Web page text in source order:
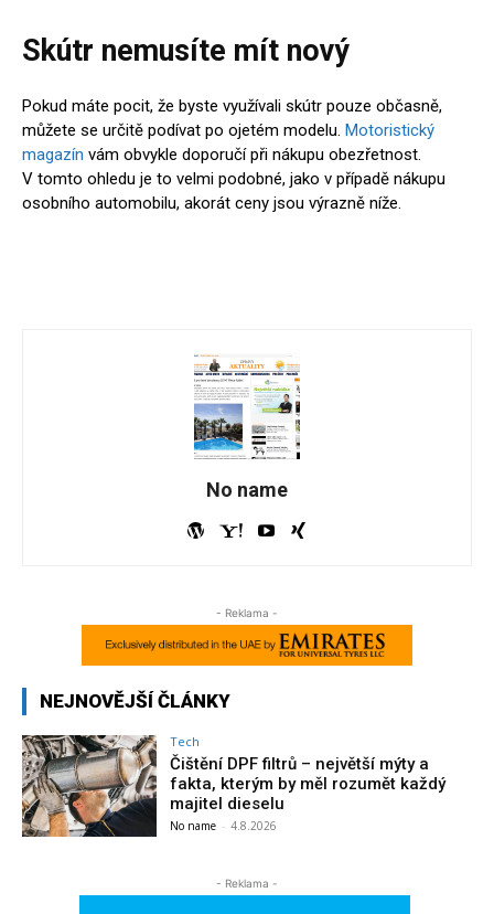
Skútr nemusíte mít nový
Pokud máte pocit, že byste využívali skútr pouze občasně,
můžete se určitě podívat po ojetém modelu. Motoristický
magazín vám obvykle doporučí při nákupu obezřetnost.
V tomto ohledu je to velmi podobné, jako v případě nákupu
osobního automobilu, akorát ceny jsou výrazně níže.
No name
- Reklama -
NEJNOVĚJŠÍ ČLÁNKY
Tech
Čištění DPF filtrů – největší mýty a
fakta, kterým by měl rozumět každý
majitel dieselu
No name - 4.8.2026
- Reklama -